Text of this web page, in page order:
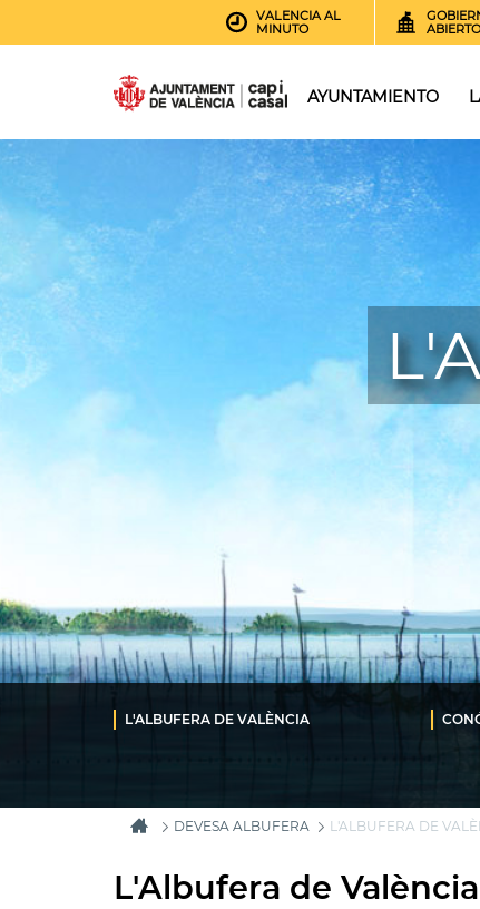
VALENCIA AL
MINUTO
ABIERTO
AYUNTAMIENTO
L'ALBUFERA DE VALÈNCIA
DEVESA ALBUFERA L'ALBUFERA DE
L'Albufera de València